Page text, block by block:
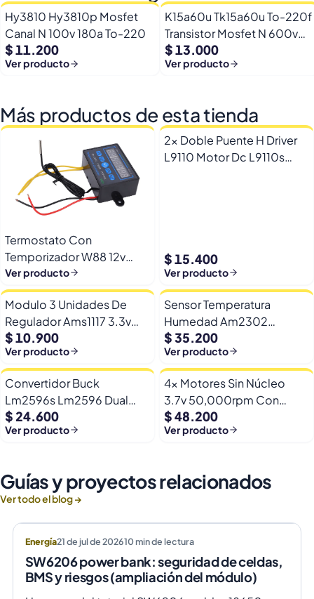
Hy3810 Hy3810p Mosfet
Canal N 100v 180a To-220
$ 11.200
Ver producto
K15a60u Tk15a60u To-220f
Transistor Mosfet N 600v
15a
$ 13.000
Ver producto
Más productos de esta tienda
Termostato Con
Temporizador W88 12v
Automatico Frio Calor
Ver producto
2x Doble Puente H Driver
L9110 Motor Dc L9110s
$ 15.400
Ver producto
Modulo 3 Unidades De
Regulador Ams1117 3.3v
Yp-8 Con Pines
$ 10.900
Ver producto
Sensor Temperatura
Humedad Am2302
Dht22/am2302 Digital
Esp32
$ 35.200
Ver producto
Convertidor Buck
Lm2596s Lm2596 Dual
Usb 9-36v A 5v Dc Jack
$ 24.600
Ver producto
4x Motores Sin Núcleo
3.7v 50,000rpm Con
Helices Micro Fpv
$ 48.200
Ver producto
Guías y proyectos relacionados
Ver todo el blog →
Energía21 de jul de 202610min de lectura
SW6206 power bank: seguridad de celdas,
BMS y riesgos (ampliación del módulo)